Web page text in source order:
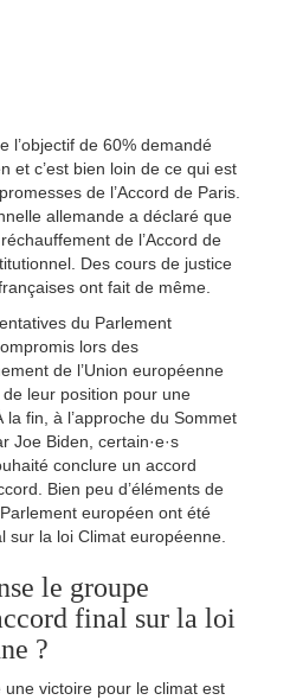
l’objectif de 60% demandé
et c’est bien loin de ce qui est
de l’Accord de Paris.
allemande a déclaré que
de l’Accord de
Des cours de justice
ont fait de même.
du Parlement
lors des
de l’Union européenne
de leur position pour une
fin, à l’approche du Sommet
Joe Biden, certain·e·s
conclure un accord
Bien peu d’éléments de
européen ont été
sur la loi Climat européenne.
le groupe
final sur la loi
?
victoire pour le climat est